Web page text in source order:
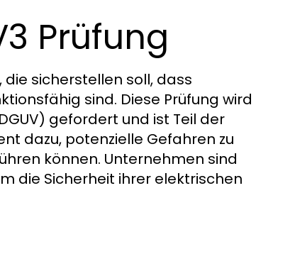
Prüfung
die sicherstellen soll, dass
sind. Diese Prüfung wird
gefordert und ist Teil der
dazu, potenzielle Gefahren zu
können. Unternehmen sind
die Sicherheit ihrer elektrischen